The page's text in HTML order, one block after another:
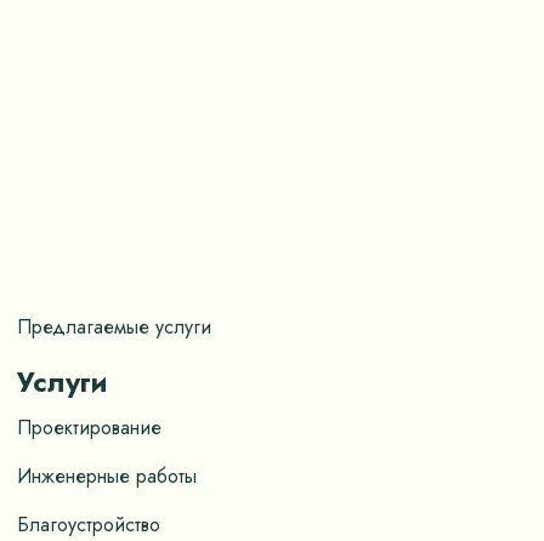
Предлагаемые услуги
Услуги
Проектирование
Инженерные работы
Благоустройство